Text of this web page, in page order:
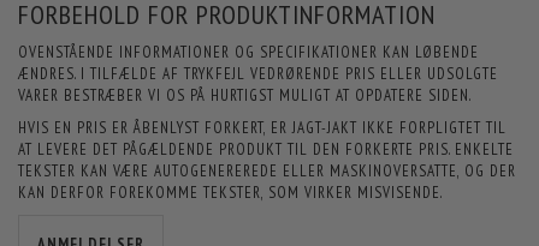
FORBEHOLD FOR PRODUKTINFORMATION
OVENSTÅENDE INFORMATIONER OG SPECIFIKATIONER KAN LØBENDE
ÆNDRES. I TILFÆLDE AF TRYKFEJL VEDRØRENDE PRIS ELLER UDSOLGTE
VARER BESTRÆBER VI OS PÅ HURTIGST MULIGT AT OPDATERE SIDEN.
HVIS EN PRIS ER ÅBENLYST FORKERT, ER JAGT-JAKT IKKE FORPLIGTET TIL
AT LEVERE DET PÅGÆLDENDE PRODUKT TIL DEN FORKERTE PRIS. ENKELTE
TEKSTER KAN VÆRE AUTOGENEREREDE ELLER MASKINOVERSATTE, OG DER
KAN DERFOR FOREKOMME TEKSTER, SOM VIRKER MISVISENDE.